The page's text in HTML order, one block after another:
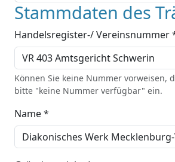
Stammdaten des
Handelsregister-/ Vereinsnummer
Können Sie keine Nummer vorweisen,
bitte "keine Nummer verfügbar" ein.
Name *